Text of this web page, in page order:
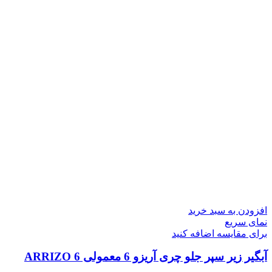
افزودن به سبد خرید
نمای سریع
برای مقایسه اضافه کنید
آبگیر زیر سپر جلو چری آریزو 6 معمولی ARRIZO 6